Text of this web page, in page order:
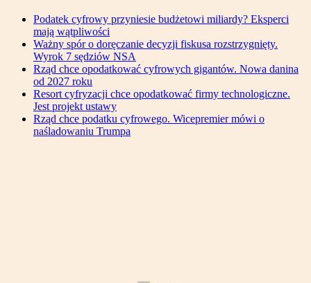
Podatek cyfrowy przyniesie budżetowi miliardy? Eksperci
mają wątpliwości
Ważny spór o doręczanie decyzji fiskusa rozstrzygnięty.
Wyrok 7 sędziów NSA
Rząd chce opodatkować cyfrowych gigantów. Nowa danina
od 2027 roku
Resort cyfryzacji chce opodatkować firmy technologiczne.
Jest projekt ustawy
Rząd chce podatku cyfrowego. Wicepremier mówi o
naśladowaniu Trumpa